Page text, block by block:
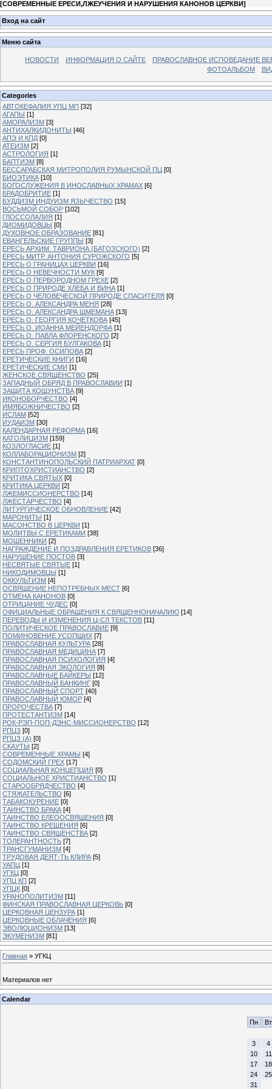
[СОВРЕМЕННЫЕ ЕРЕСИ,ЛЖЕУЧЕНИЯ И НАРУШЕНИЯ КАНОНОВ ЦЕРКВИ]
Вход на сайт
Меню сайта
НОВОСТИ ИНФОРМАЦИЯ О САЙТЕ
ПРАВОСЛАВНОЕ ИСПОВЕДАНИЕ
ФОТОАЛЬБОМ
Categories
АВТОКЕФАЛИЯ УПЦ МП [32]
АГАПЫ [1]
АМОРАЛИЗМ [3]
АНТИХАЛКИДОНИТЫ [46]
АПЭ И КПД [0]
АТЕИЗМ [2]
АСТРОЛОГИЯ [1]
БАПТИЗМ [8]
БЕССАРАБСКАЯ МИТРОПОЛИЯ РУМЫНСКОЙ ПЦ [0]
БИОЭТИКА [10]
БОГОСЛУЖЕНИЯ В ИНОСЛАВНЫХ ХРАМАХ [6]
БРАДОБРИТИЕ [1]
БУДДИЗМ ИНДУИЗМ ЯЗЫЧЕСТВО [15]
ВОСЬМОЙ СОБОР [102]
ГЛОССОЛАЛИЯ [1]
ДИОМИДОВЦЫ [0]
ДУХОВНОЕ ОБРАЗОВАНИЕ [81]
ЕВАНГЕЛЬСКИЕ ГРУППЫ [3]
ЕРЕСЬ АРХИМ. ТАВРИОНА (БАТОЗСКОГО) [2]
ЕРЕСЬ МИТР. АНТОНИЯ СУРОЖСКОГО [5]
ЕРЕСЬ О ГРАНИЦАХ ЦЕРКВИ [16]
ЕРЕСЬ О НЕВЕЧНОСТИ МУК [9]
ЕРЕСЬ О ПЕРВОРОДНОМ ГРЕХЕ [2]
ЕРЕСЬ О ПРИРОДЕ ХЛЕБА И ВИНА [1]
ЕРЕСЬ О ЧЕЛОВЕЧЕСКОЙ ПРИРОДЕ СПАСИТЕЛЯ [0]
ЕРЕСЬ О. АЛЕКСАНДРА МЕНЯ [28]
ЕРЕСЬ О. АЛЕКСАНДРА ШМЕМАНА [13]
ЕРЕСЬ О. ГЕОРГИЯ КОЧЕТКОВА [45]
ЕРЕСЬ О. ИОАННА МЕЙЕНДОРФА [1]
ЕРЕСЬ О. ПАВЛА ФЛОРЕНСКОГО [2]
ЕРЕСЬ О. СЕРГИЯ БУЛГАКОВА [1]
ЕРЕСЬ ПРОФ. ОСИПОВА [2]
ЕРЕТИЧЕСКИЕ КНИГИ [16]
ЕРЕТИЧЕСКИЕ СМИ [1]
ЖЕНСКОЕ СВЯЩЕНСТВО [25]
ЗАПАДНЫЙ ОБРЯД В ПРАВОСЛАВИИ [1]
ЗАЩИТА КОЩУНСТВА [9]
ИКОНОБОРЧЕСТВО [4]
ИМЯБОЖНИЧЕСТВО [2]
ИСЛАМ [52]
ИУДАИЗМ [30]
КАЛЕНДАРНАЯ РЕФОРМА [16]
КАТОЛИЦИЗМ [159]
КОЗЛОГЛАСИЕ [1]
КОЛЛАБОРАЦИОНИЗМ [2]
КОНСТАНТИНОПОЛЬСКИЙ ПАТРИАРХАТ [0]
КРИПТОХРИСТИАНСТВО [2]
КРИТИКА СВЯТЫХ [0]
КРИТИКА ЦЕРКВИ [2]
ЛЖЕМИССИОНЕРСТВО [14]
ЛЖЕСТАРЧЕСТВО [4]
ЛИТУРГИЧЕСКОЕ ОБНОВЛЕНИЕ [42]
МАРОНИТЫ [1]
МАСОНСТВО В ЦЕРКВИ [1]
МОЛИТВЫ С ЕРЕТИКАМИ [38]
МОШЕННИКИ [2]
НАГРАЖДЕНИЕ И ПОЗДРАВЛЕНИЯ ЕРЕТИКОВ [36]
НАРУШЕНИЕ ПОСТОВ [3]
НЕСВЯТЫЕ СВЯТЫЕ [1]
НИКОДИМОВЦЫ [1]
ОККУЛЬТИЗМ [4]
ОСВЯЩЕНИЕ НЕПОТРЕБНЫХ МЕСТ [6]
ОТМЕНА КАНОНОВ [0]
ОТРИЦАНИЕ ЧУДЕС [0]
ОФИЦИАЛЬНЫЕ ОБРАЩЕНИЯ К СВЯЩЕННОНАЧАЛИЮ [14]
ПЕРЕВОДЫ И ИЗМЕНЕНИЯ Ц-СЛ ТЕКСТОВ [11]
ПОЛИТИЧЕСКОЕ ПРАВОСЛАВИЕ [9]
ПОМИНОВЕНИЕ УСОПШИХ [7]
ПРАВОСЛАВНАЯ КУЛЬТУРА [28]
ПРАВОСЛАВНАЯ МЕДИЦИНА [7]
ПРАВОСЛАВНАЯ ПСИХОЛОГИЯ [4]
ПРАВОСЛАВНАЯ ЭКОЛОГИЯ [8]
ПРАВОСЛАВНЫЕ БАЙКЕРЫ [12]
ПРАВОСЛАВНЫЙ БАНКИНГ [0]
ПРАВОСЛАВНЫЙ СПОРТ [40]
ПРАВОСЛАВНЫЙ ЮМОР [4]
ПРОРОЧЕСТВА [7]
ПРОТЕСТАНТИЗМ [14]
РОК-РЭП-ПОП-ДЭНС-МИССИОНЕРСТВО [12]
РПЦЗ [0]
РПЦЗ (А) [0]
СКАУТЫ [2]
СОВРЕМЕННЫЕ ХРАМЫ [4]
СОДОМСКИЙ ГРЕХ [17]
СОЦИАЛЬНАЯ КОНЦЕПЦИЯ [0]
СОЦИАЛЬНОЕ ХРИСТИАНСТВО [1]
СТАРООБРЯДЧЕСТВО [4]
СТЯЖАТЕЛЬСТВО [6]
ТАБАКОКУРЕНИЕ [0]
ТАИНСТВО БРАКА [4]
ТАИНСТВО ЕЛЕООСВЯЩЕНИЯ [0]
ТАИНСТВО КРЕЩЕНИЯ [6]
ТАИНСТВО СВЯЩЕНСТВА [2]
ТОЛЕРАНТНОСТЬ [7]
ТРАНСГУМАНИЗМ [4]
ТРУДОВАЯ ДЕЯТ-ТЬ КЛИРА [5]
УАПЦ [1]
УГКЦ [0]
УПЦ КП [2]
УПЦК [0]
УРАНОПОЛИТИЗМ [11]
ФИНСКАЯ ПРАВОСЛАВНАЯ ЦЕРКОВЬ [0]
ЦЕРКОВНАЯ ЦЕНЗУРА [1]
ЦЕРКОВНЫЕ ОБЛАЧЕНИЯ [6]
ЭВОЛЮЦИОНИЗМ [13]
ЭКУМЕНИЗМ [81]
Главная » УГКЦ
Материалов нет
Calendar
Пн
Вт
3
4
10
11
17
18
24
25
31